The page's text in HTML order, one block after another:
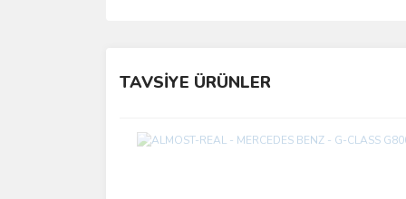
TAVSİYE ÜRÜNLER